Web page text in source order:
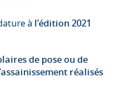
à l’édition 2021
de pose ou de
réalisés